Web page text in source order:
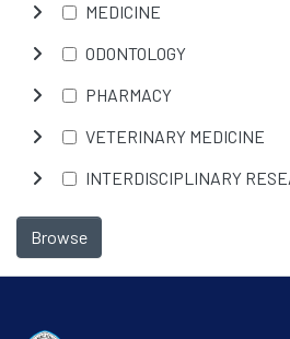
MEDICINE
ODONTOLOGY
PHARMACY
VETERINARY MEDICINE
INTERDISCIPLINARY
Browse